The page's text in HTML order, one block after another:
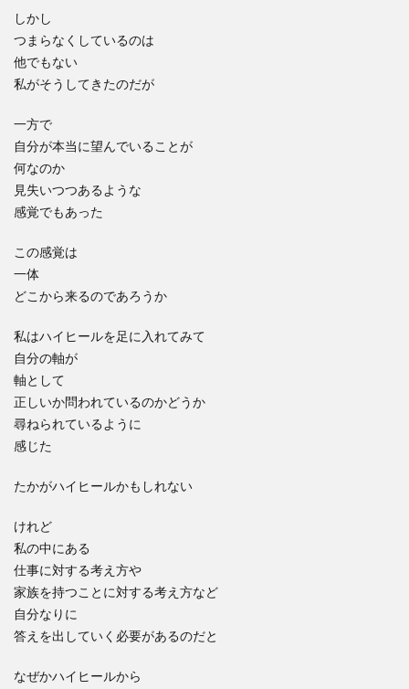
しかし
つまらなくしているのは
他でもない
私がそうしてきたのだが
一方で
自分が本当に望んでいることが
何なのか
見失いつつあるような
感覚でもあった
この感覚は
一体
どこから来るのであろうか
私はハイヒールを足に入れてみて
自分の軸が
軸として
正しいか問われているのかどうか
尋ねられているように
感じた
たかがハイヒールかもしれない
けれど
私の中にある
仕事に対する考え方や
家族を持つことに対する考え方など
自分なりに
答えを出していく必要があるのだと
なぜかハイヒールから